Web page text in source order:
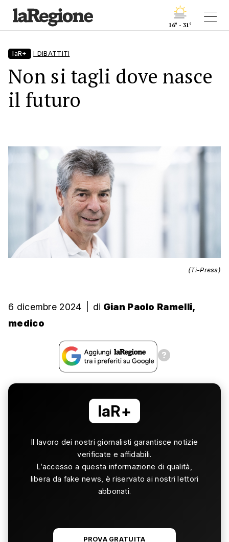
16° - 31°
laR+ I DIBATTITI
Non si tagli dove nasce
il futuro
(Ti-Press)
6 dicembre 2024 di Gian Paolo Ramelli,
medico
laR+
Il lavoro dei nostri giornalisti garantisce notizie
verificate e affidabili.
L’accesso a questa informazione di qualità,
libera da fake news, è riservato ai nostri lettori
abbonati.
PROVA GRATUITA